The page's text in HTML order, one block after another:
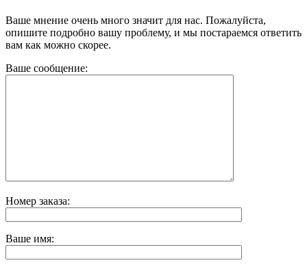
Ваше мнение очень много значит для нас. Пожалуйста,
опишите подробно вашу проблему, и мы постараемся ответить
вам как можно скорее.
Ваше сообщение:
Номер заказа:
Ваше имя: